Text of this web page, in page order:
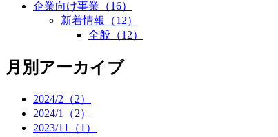
企業向け事業 （16）
新着情報
（12）
全般 （12）
月別アーカイブ
2024/2（2）
2024/1（2）
2023/11（1）